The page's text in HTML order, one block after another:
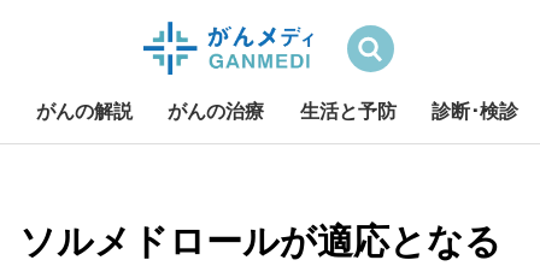
検索
がんの解説 がんの治療 生活と予防 診断･検診
ソルメドロールが適応となる